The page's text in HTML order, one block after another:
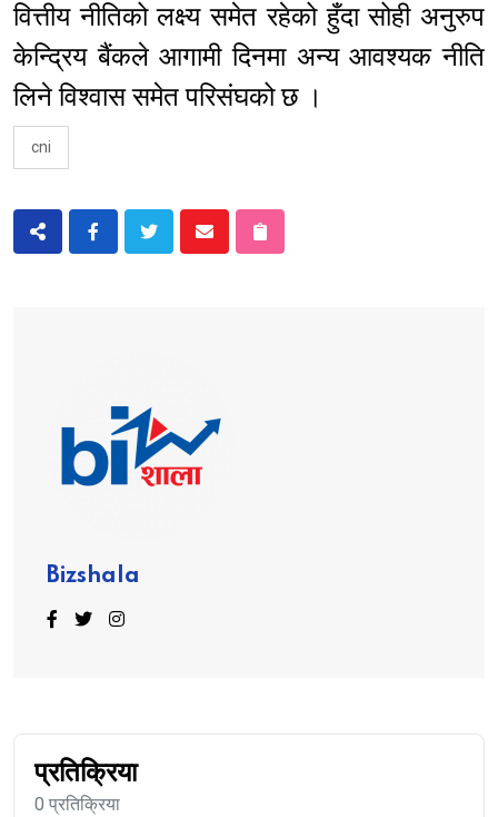
वित्तीय नीतिको लक्ष्य समेत रहेको हुँदा सोही अनुरुप
केन्द्रिय बैंकले आगामी दिनमा अन्य आवश्यक नीति
लिने विश्वास समेत परिसंघको छ ।
cni
Bizshala
प्रतिक्रिया
0 प्रतिक्रिया